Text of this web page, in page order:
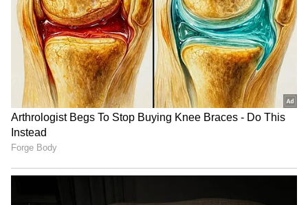
ಕಾಣುತ್ತಿದೆ. ಬೃಂದಾವನ ಸೀರಿಯಲ್ ಪ್ರಿಯರು ನಾಳೆ ಎಷ್ಟು
ಬೇಗ ಬಂದರೆ ಅಷ್ಟು ಒಳ್ಳೆಯದು ಎಂದು ಕಾಯುತ್ತಿದ್ದಾರೆ
ಎನ್ನಬಹುದು.